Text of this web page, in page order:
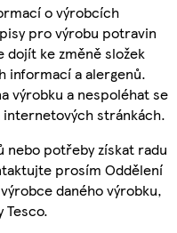
o výrobcích
pro výrobu potravin
dojít ke změně složek
informací a alergenů.
výrobku a nespoléhat se
stránkách.
nebo potřeby získat radu
prosím Oddělení
daného výrobku,
Tesco.